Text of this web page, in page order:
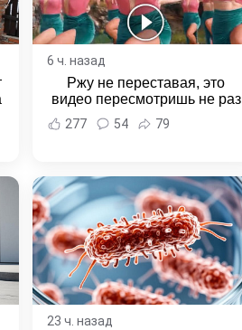
6 ч. назад
Ржу не переставая, это
видео пересмотришь не раз
277 54 79
23 ч. назад